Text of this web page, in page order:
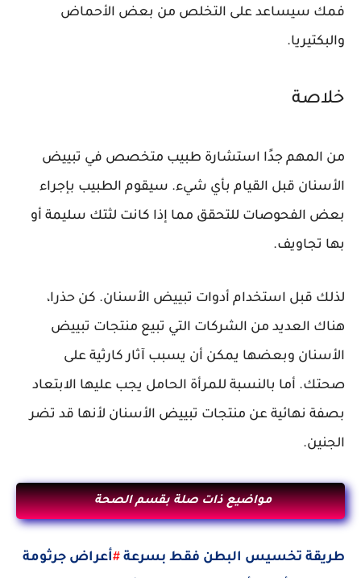
فمك سيساعد على التخلص من بعض الأحماض
والبكتيريا.
خلاصة
من المهم جدًا استشارة طبيب متخصص في تبييض
الأسنان قبل القيام بأي شيء. سيقوم الطبيب بإجراء
بعض الفحوصات للتحقق مما إذا كانت لثتك سليمة أو
بها تجاويف.
لذلك قبل استخدام أدوات تبييض الأسنان. كن حذرا،
هناك العديد من الشركات التي تبيع منتجات تبييض
الأسنان وبعضها يمكن أن يسبب آثار كارثية على
صحتك. أما بالنسبة للمرأة الحامل يجب عليها الابتعاد
بصفة نهائية عن منتجات تبييض الأسنان لأنها قد تضر
الجنين.
مواضيع ذات صلة بقسم الصحة
طريقة تخسيس البطن فقط بسرعة #أعراض جرثومة